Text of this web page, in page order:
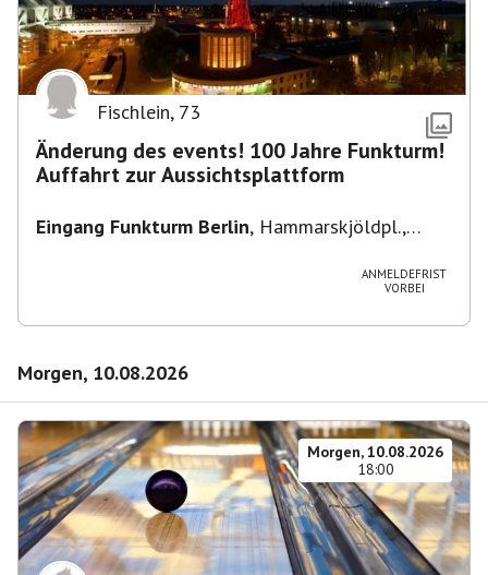
Fischlein, 73
Änderung des events! 100 Jahre Funkturm!
Auffahrt zur Aussichtsplattform
Eingang Funkturm Berlin, Hammarskjöldpl.,
ANMELDEFRIST
VORBEI
Morgen, 10.08.2026
Morgen, 10.08.2026
18:00